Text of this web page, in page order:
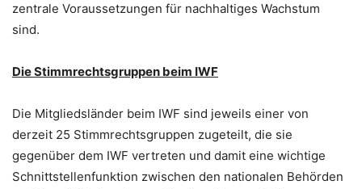
zentrale Voraussetzungen für nachhaltiges Wachstum
sind.
Die Stimmrechtsgruppen beim IWF
Die Mitgliedsländer beim IWF sind jeweils einer von
derzeit 25 Stimmrechtsgruppen zugeteilt, die sie
gegenüber dem IWF vertreten und damit eine wichtige
Schnittstellenfunktion zwischen den nationalen Behörden